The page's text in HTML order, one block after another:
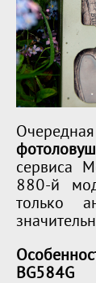
сервиса
880-й
только
BG584G